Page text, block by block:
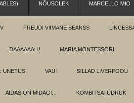
NÕUSOLEK MARCELLO MIO
FREUDI VIIMANE SEANSS
DAAAAAALI! MARIA MONTESSORI
UNETUS VAU! SILLAD LIVERPOOLI
AIDAS ON MIDAGI... KOMBITSATÜDRUK